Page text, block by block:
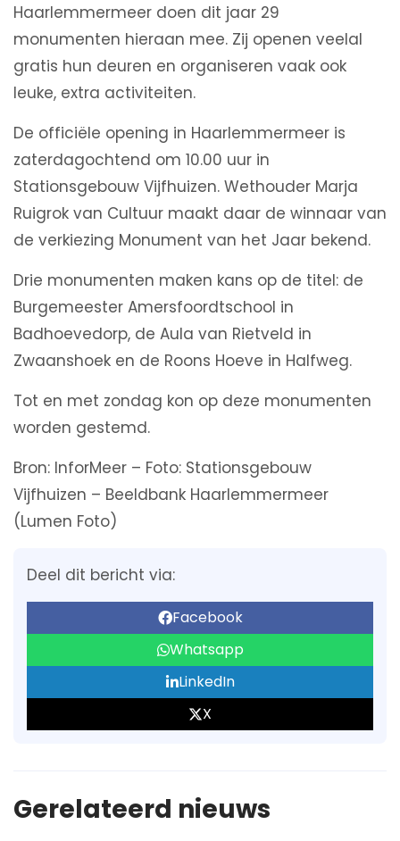
Haarlemmermeer doen dit jaar 29
monumenten hieraan mee. Zij openen veelal
gratis hun deuren en organiseren vaak ook
leuke, extra activiteiten.
De officiële opening in Haarlemmermeer is
zaterdagochtend om 10.00 uur in
Stationsgebouw Vijfhuizen. Wethouder Marja
Ruigrok van Cultuur maakt daar de winnaar van
de verkiezing Monument van het Jaar bekend.
Drie monumenten maken kans op de titel: de
Burgemeester Amersfoordtschool in
Badhoevedorp, de Aula van Rietveld in
Zwaanshoek en de Roons Hoeve in Halfweg.
Tot en met zondag kon op deze monumenten
worden gestemd.
Bron: InforMeer – Foto: Stationsgebouw
Vijfhuizen – Beeldbank Haarlemmermeer
(Lumen Foto)
Deel dit bericht via:
Facebook
Whatsapp
LinkedIn
X
Gerelateerd nieuws